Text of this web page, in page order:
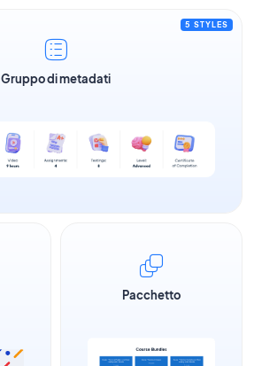
5 STYLES
Gruppo di metadati
Pacchetto